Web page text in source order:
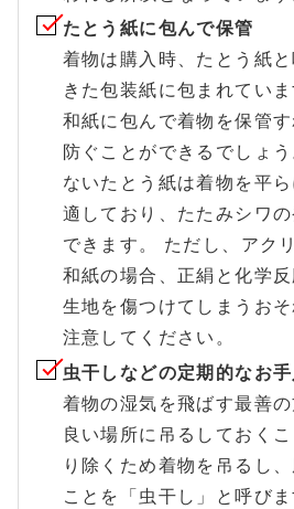
たとう紙に包んで保管
着物は購入時、たとう紙
きた包装紙に包まれてい
和紙に包んで着物を保管
防ぐことができるでしょ
ないたとう紙は着物を平
適しており、たたみシワ
できます。 ただし、アク
和紙の場合、正絹と化学
生地を傷つけてしまうお
注意してください。
虫干しなどの定期的なお
着物の湿気を飛ばす最善
良い場所に吊るしておく
り除くため着物を吊るし
ことを「虫干し」と呼び